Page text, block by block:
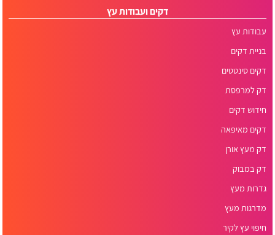
דקים ועבודות עץ
עבודות עץ
בניית דקים
דקים סינטטים
דק למרפסת
חידוש דקים
דקים מאיפאה
דק מעץ אורן
דק במבוק
גדרות מעץ
מדרגות מעץ
חיפוי עץ לקיר